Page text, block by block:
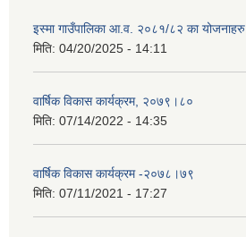
इस्मा गाउँपालिका आ.व. २०८१/८२ का योजनाहरु
मिति: 04/20/2025 - 14:11
वार्षिक विकास कार्यक्रम, २०७९।८०
मिति: 07/14/2022 - 14:35
वार्षिक विकास कार्यक्रम -२०७८।७९
मिति: 07/11/2021 - 17:27